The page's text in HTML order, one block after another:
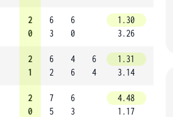
2
0
6
3
6
0
1.30
3.26
2
1
6
2
4
6
6
4
1.31
3.14
2
0
7
5
6
3
4.48
1.17